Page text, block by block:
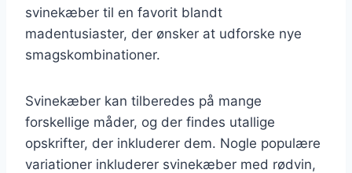
svinekæber til en favorit blandt
madentusiaster, der ønsker at udforske nye
smagskombinationer.
Svinekæber kan tilberedes på mange
forskellige måder, og der findes utallige
opskrifter, der inkluderer dem. Nogle populære
variationer inkluderer svinekæber med rødvin,